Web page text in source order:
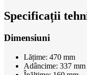
Specificații
Dimensiuni
Lățime: 470 mm
Adâncime: 337 mm